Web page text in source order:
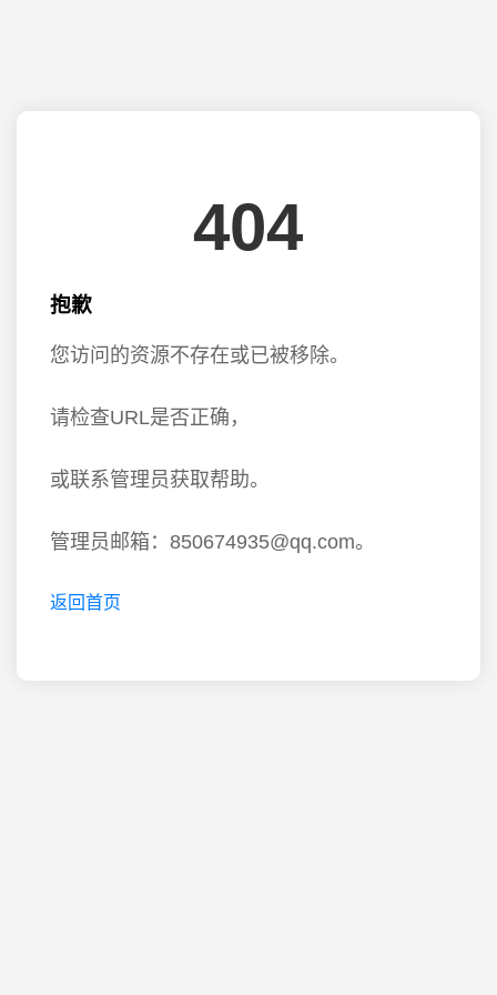
404
抱歉
您访问的资源不存在或已被移除。
请检查URL是否正确，
或联系管理员获取帮助。
管理员邮箱：850674935@qq.com。
返回首页